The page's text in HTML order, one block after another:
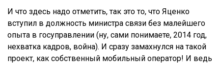
И что здесь надо отметить, так это то, что Яценко
вступил в должность министра связи без малейшего
опыта в госуправлении (ну, сами понимаете, 2014 год,
нехватка кадров, война). И сразу замахнулся на такой
проект, как собственный мобильный оператор! И ведь